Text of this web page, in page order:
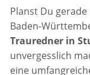
Planst Du
Baden-
Trauredner in
unvergesslich
eine